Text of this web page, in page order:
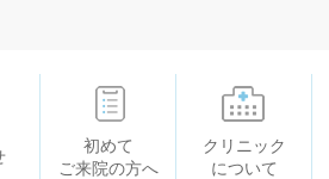
初めて
ご来院の方へ
クリニック
について